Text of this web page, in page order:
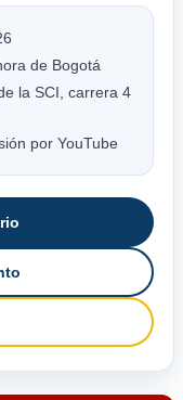
de Bogotá
la SCI, carrera 4
por YouTube